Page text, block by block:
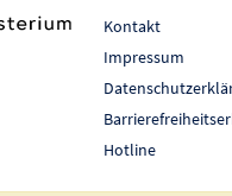
Kontakt
Impressum
Hotline